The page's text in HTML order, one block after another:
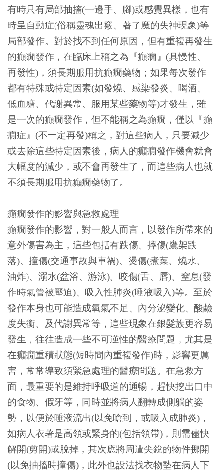
有時只有局部抽搐(一邊手、腳)或感覺異樣，也有
時呈自動症(俗稱靈魂出竅、著了魔的失神現象)等
局部發作。對於找不到任何原因，但有重複再發生
的癲癇發作，在臨床上稱之為『癲癇』(具慢性、
再發性)，須長期服用抗癲癇藥物；如果每次發作
都有特殊或特定因素(如發燒、感染發炎、喝酒、
低血糖、代謝異常、服用某些藥物等)才發生，雖
是一次的癲癇發作，但不能稱之為癲癇，僅以『癲
癇症』(不一定再發)稱之，對這些病人，只要減少
或去除這些特定因素後，病人的癲癇發作機會就會
大幅度的減少，或不會再發生了，而這些病人也就
不須長期服用抗癲癇藥物了。
癲癇發作的影響與急救處理
癲癇發作的影響，對一般人而言，以發作所帶來的
意外傷害為主，這些包括有跌傷、摔傷(鷹架跌
落)、撞傷(交通事故與車禍)、燙傷(煮菜、燒水、
油炸)、溺水(盆浴、游泳)、咬傷(舌、唇)、窒息(發
作時氣管被壓迫)、吸入性肺炎(唾液吸入)等。至於
發作本身也可能造成氧氣不足、內分泌變化、酸鹼
度失衡、及代謝異常等，這些現象在銀髮族更容易
發生，往往造成一些不可逆性的醫療問題，尤其是
在癲癇重積狀態(短時間內重複發作)時，影響更厲
害，常常導致須緊急處理的醫療問題。在急救方
面，最重要的是維持呼吸道的通暢，趕快挖出口中
的食物、假牙等，同時並將病人翻轉成側躺的姿
勢，以便於唾液流出(以免嗆到，或吸入成肺炎)，
如病人衣著是高領或緊身的(包括領帶)，則需儘快
解開(剪開)或脫掉，其次應將周遭尖銳的物件挪開
(以免抽搐時撞傷)，此外也設法找衣物墊在病人下